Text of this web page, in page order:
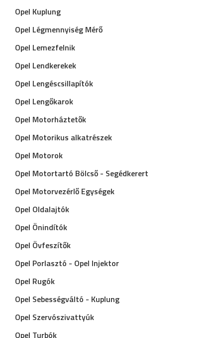
Opel Kuplung
Opel Légmennyiség Mérő
Opel Lemezfelnik
Opel Lendkerekek
Opel Lengéscsillapítók
Opel Lengőkarok
Opel Motorháztetők
Opel Motorikus alkatrészek
Opel Motorok
Opel Motortartó Bölcső - Segédkerert
Opel Motorvezérlő Egységek
Opel Oldalajtók
Opel Önindítók
Opel Övfeszítők
Opel Porlasztó - Opel Injektor
Opel Rugók
Opel Sebességváltó - Kuplung
Opel Szervószivattyúk
Opel Turbók